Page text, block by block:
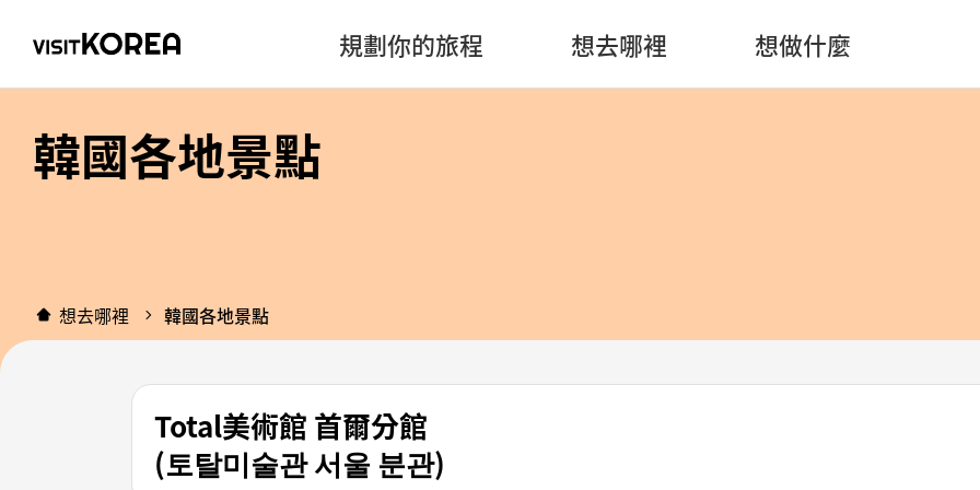
規劃你的旅程 想去哪裡 想做什麼
韓國各地景點
想去哪裡 韓國各地景點
Total美術館 首爾分館
(토탈미술관 서울 분관)